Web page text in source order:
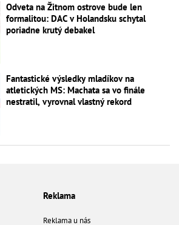
Odveta na Žitnom ostrove bude len
formalitou: DAC v Holandsku schytal
poriadne krutý debakel
Fantastické výsledky mladíkov na
atletických MS: Machata sa vo finále
nestratil, vyrovnal vlastný rekord
Reklama
Reklama u nás